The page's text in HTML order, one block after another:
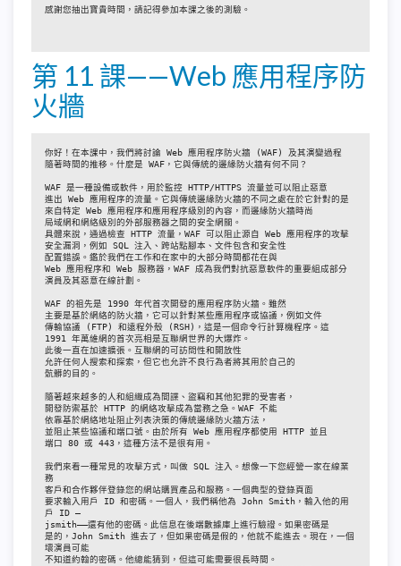
感謝您抽出寶貴時間，請記得參加本課之後的測驗。
第 11 課——Web 應用程序防
火牆
你好！在本課中，我們將討論 Web 應用程序防火牆 (WAF) 及其演變過程
隨著時間的推移。什麼是 WAF，它與傳統的邊緣防火牆有何不同？
WAF 是一種設備或軟件，用於監控 HTTP/HTTPS 流量並可以阻止惡意
進出 Web 應用程序的流量。它與傳統邊緣防火牆的不同之處在於它針對的是
來自特定 Web 應用程序和應用程序級別的內容，而邊緣防火牆時尚
局域網和網絡級別的外部服務器之間的安全網關。
具體來說，通過檢查 HTTP 流量，WAF 可以阻止源自 Web 應用程序的攻擊
安全漏洞，例如 SQL 注入、跨站點腳本、文件包含和安全性
配置錯誤。鑑於我們在工作和在家中的大部分時間都花在與
Web 應用程序和 Web 服務器，WAF 成為我們對抗惡意軟件的重要組成部分
演員及其惡意在線計劃。
WAF 的祖先是 1990 年代首次開發的應用程序防火牆。雖然
主要是基於網絡的防火牆，它可以針對某些應用程序或協議，例如文件
傳輸協議 (FTP) 和遠程外殼 (RSH)，這是一個命令行計算機程序。這
1991 年萬維網的首次亮相是互聯網世界的大爆炸。
此後一直在加速擴張。互聯網的可訪問性和開放性
允許任何人搜索和探索，但它也允許不良行為者將其用於自己的
骯髒的目的。
隨著越來越多的人和組織成為間諜、盜竊和其他犯罪的受害者，
開發防禦基於 HTTP 的網絡攻擊成為當務之急。WAF 不能
依靠基於網絡地址阻止列表決策的傳統邊緣防火牆方法，
並阻止某些協議和端口號。由於所有 Web 應用程序都使用 HTTP 並且
端口 80 或 443，這種方法不是很有用。
我們來看一種常見的攻擊方式，叫做 SQL 注入。想像一下您經營一家在線業
務
客戶和合作夥伴登錄您的網​​站購買產品和服務。一個典型的登錄頁面
要求輸入用戶 ID 和密碼。一個人，我們稱他為 John Smith，輸入他的用
戶 ID —
jsmith——還有他的密碼。此信息在後端數據庫上進行驗證。如果密碼是
是的，John Smith 進去了，但如果密碼是假的，他就不能進去。現在，一個
壞演員可能
不知道約翰的密碼。他總能猜到，但這可能需要很長時間。